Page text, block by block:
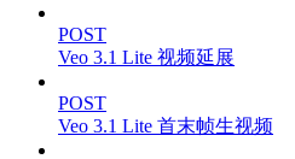
POST
Veo 3.1 Lite 视频延展
POST
Veo 3.1 Lite 首末帧生视频